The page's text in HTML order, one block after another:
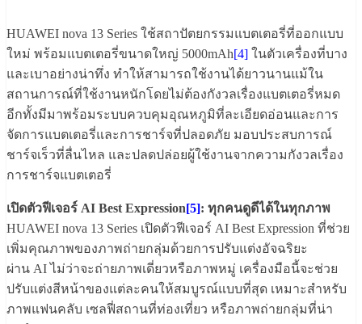
HUAWEI nova 13 Series ใช้สถาปัตยกรรมแบตเตอรี่ที่ออกแบบ
ใหม่ พร้อมแบตเตอรี่ขนาดใหญ่ 5000mAh[4] ในตัวเครื่องที่บาง
และเบาอย่างน่าทึ่ง ทำให้สามารถใช้งานได้ยาวนานแม้ใน
สถานการณ์ที่ใช้งานหนักโดยไม่ต้องกังวลเรื่องแบตเตอรี่หมด
อีกทั้งมีมาพร้อมระบบควบคุมอุณหภูมิที่ละเอียดอ่อนและการ
จัดการแบตเตอรี่และการชาร์จที่ปลอดภัย มอบประสบการณ์
ชาร์จเร็วที่ลื่นไหล และปลดปล่อยผู้ใช้งานจากความกังวลเรื่อง
การชาร์จแบตเตอรี่
เปิดตัวฟีเจอร์ AI Best Expression[5]: ทุกคนดูดีได้ในทุกภาพ
HUAWEI nova 13 Series เปิดตัวฟีเจอร์ AI Best Expression ที่ช่วย
เพิ่มคุณภาพของภาพถ่ายกลุ่มด้วยการปรับแต่งอัจฉริยะ
ผ่าน AI ไม่ว่าจะถ่ายภาพเดี่ยวหรือภาพหมู่ เครื่องมือนี้จะช่วย
ปรับแต่งสีหน้าของแต่ละคนให้สมบูรณ์แบบที่สุด เหมาะสำหรับ
ภาพแฟนคลับ เซลฟี่สถานที่ท่องเที่ยว หรือภาพถ่ายกลุ่มที่น่า